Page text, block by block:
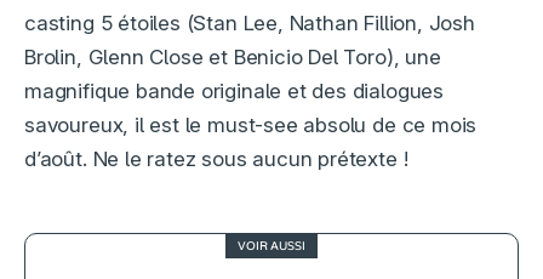
casting 5 étoiles (Stan Lee, Nathan Fillion, Josh
Brolin, Glenn Close et Benicio Del Toro), une
magnifique bande originale et des dialogues
savoureux, il est le must-see absolu de ce mois
d’août. Ne le ratez sous aucun prétexte !
VOIR AUSSI